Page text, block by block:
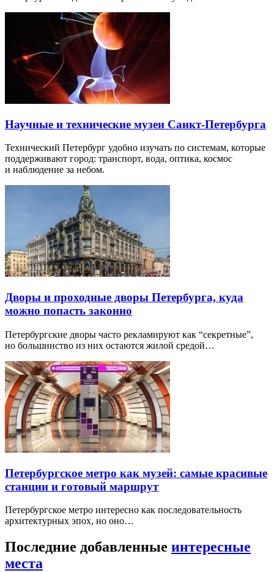
Научные и технические музеи Санкт-Петербурга
Технический Петербург удобно изучать по системам, которые
поддерживают город: транспорт, вода, оптика, космос
и наблюдение за небом.
Дворы и проходные дворы Петербурга, куда
можно попасть законно
Петербургские дворы часто рекламируют как “секретные”,
но большинство из них остаются жилой средой…
Петербургское метро как музей: самые красивые
станции и готовый маршрут
Петербургское метро интересно как последовательность
архитектурных эпох, но оно…
Последние добавленные интересные
места